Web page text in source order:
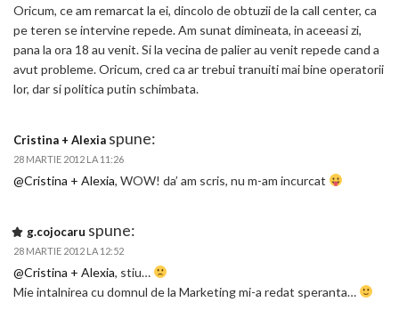
Oricum, ce am remarcat la ei, dincolo de obtuzii de la call center, ca
pe teren se intervine repede. Am sunat dimineata, in aceeasi zi,
pana la ora 18 au venit. Si la vecina de palier au venit repede cand a
avut probleme. Oricum, cred ca ar trebui tranuiti mai bine operatorii
lor, dar si politica putin schimbata.
Cristina + Alexia spune:
28 MARTIE 2012 LA 11:26
@Cristina + Alexia, WOW! da’ am scris, nu m-am incurcat
g.cojocaru spune:
28 MARTIE 2012 LA 12:52
@Cristina + Alexia, stiu…
Mie intalnirea cu domnul de la Marketing mi-a redat speranta…